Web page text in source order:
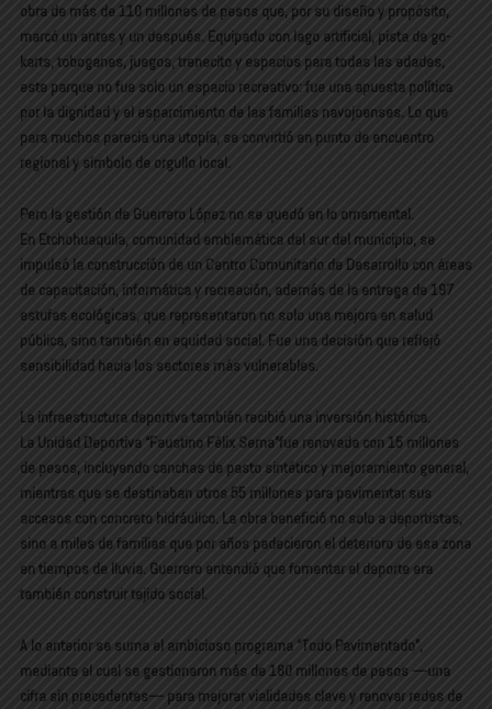
obra de más de 110 millones de pesos que, por su diseño y propósito,
marcó un antes y un después. Equipado con lago artificial, pista de go-
karts, toboganes, juegos, trenecito y espacios para todas las edades,
este parque no fue solo un espacio recreativo: fue una apuesta política
por la dignidad y el esparcimiento de las familias navojoenses. Lo que
para muchos parecía una utopía, se convirtió en punto de encuentro
regional y símbolo de orgullo local.
Pero la gestión de Guerrero López no se quedó en lo ornamental.
En Etchohuaquila, comunidad emblemática del sur del municipio, se
impulsó la construcción de un Centro Comunitario de Desarrollo con áreas
de capacitación, informática y recreación, además de la entrega de 197
estufas ecológicas, que representaron no solo una mejora en salud
pública, sino también en equidad social. Fue una decisión que reflejó
sensibilidad hacia los sectores más vulnerables.
La infraestructura deportiva también recibió una inversión histórica.
La Unidad Deportiva “Faustino Félix Serna”fue renovada con 15 millones
de pesos, incluyendo canchas de pasto sintético y mejoramiento general,
mientras que se destinaban otros 55 millones para pavimentar sus
accesos con concreto hidráulico. La obra benefició no solo a deportistas,
sino a miles de familias que por años padecieron el deterioro de esa zona
en tiempos de lluvia. Guerrero entendió que fomentar el deporte era
también construir tejido social.
A lo anterior se suma el ambicioso programa “Todo Pavimentado”,
mediante el cual se gestionaron más de 180 millones de pesos —una
cifra sin precedentes— para mejorar vialidades clave y renovar redes de